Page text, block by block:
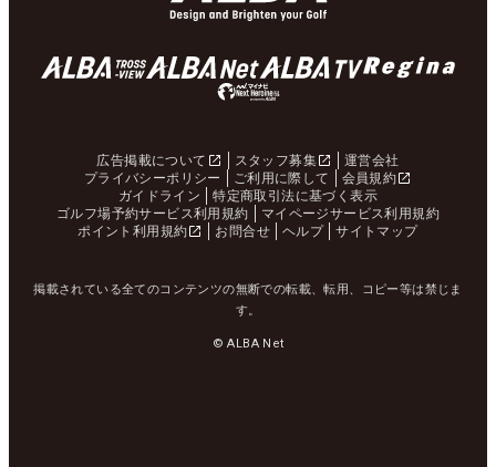
広告掲載について スタッフ募集
運営会社
プライバシーポリシー
ご利用に際して
会員規約
ガイドライン
特定商取引法に基づく表示
ゴルフ場予約サービス利用規約
マイページサービス利用規約
ポイント利用規約
お問合せ ヘルプ サイトマップ
掲載されている全てのコンテンツの無断での転載、転用、コピー等は禁じま
す。
© ALBA Net